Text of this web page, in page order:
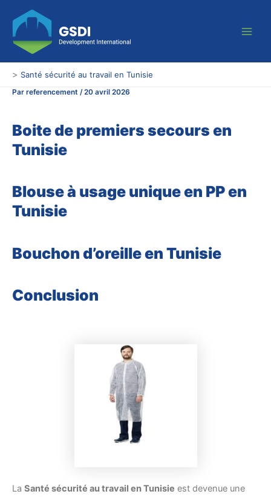
contenu
> Santé sécurité au travail en Tunisie
Par referencement /20 avril 2026
Boite de premiers secours en
Tunisie
Blouse à usage unique en PP en
Tunisie
Bouchon d’oreille en Tunisie
Conclusion
La Santé sécurité au travail en Tunisie est devenue une